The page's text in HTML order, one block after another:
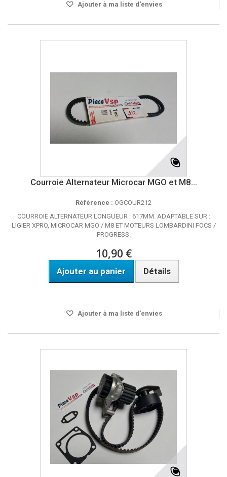
Ajouter à ma liste d'envies
Courroie Alternateur Microcar MGO et M8...
Référence : OGCOUR212
COURROIE ALTERNATEUR LONGUEUR : 617MM. ADAPTABLE SUR :
LIGIER XPRO, MICROCAR MGO / M8 ET MOTEURS LOMBARDINI FOCS /
PROGRESS.
10,90 €
Ajouter au panier Détails
Ajouter à ma liste d'envies